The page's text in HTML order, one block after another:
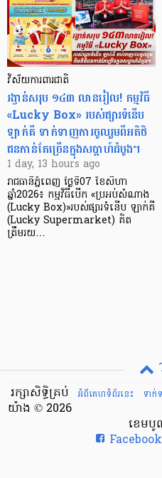
វិស័យការពារជាតិ
រង្វាន់សរុប ១៤៣ លានរៀល! កម្មវិធី
«Lucky Box» របស់ផ្សារទំនើប
ឡាក់គី ទាក់ទាញការចូលរួមពីអតិថិ
ជនកាន់តែច្រើនក្នុងសប្តាហ៍ដំបូង។
1 day, 13 hours ago
រាជធានីភ្នំពេញ ថ្ងៃទី07 ខែសីហា
ឆ្នាំ2026៖ កម្មវិធីបើក «ប្រអប់សំណាង
(Lucky Box)»របស់ផ្សារទំនើប ឡាក់គី
(Lucky Supermarket) គិត
ត្រឹមរយ…
អំពីគេហទំព័រនេះ
ទាក់
រក្សាសិទ្ធិគ្រប់
យ៉ាង © 2026
ខេម
Facebook